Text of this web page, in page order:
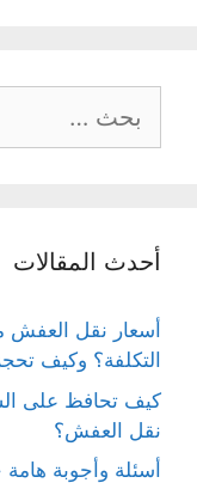
عن:
أحدث المقالات
التكلفة؟ وكيف
كيف تحافظ على
نقل العفش؟
أسئلة وأجوبة